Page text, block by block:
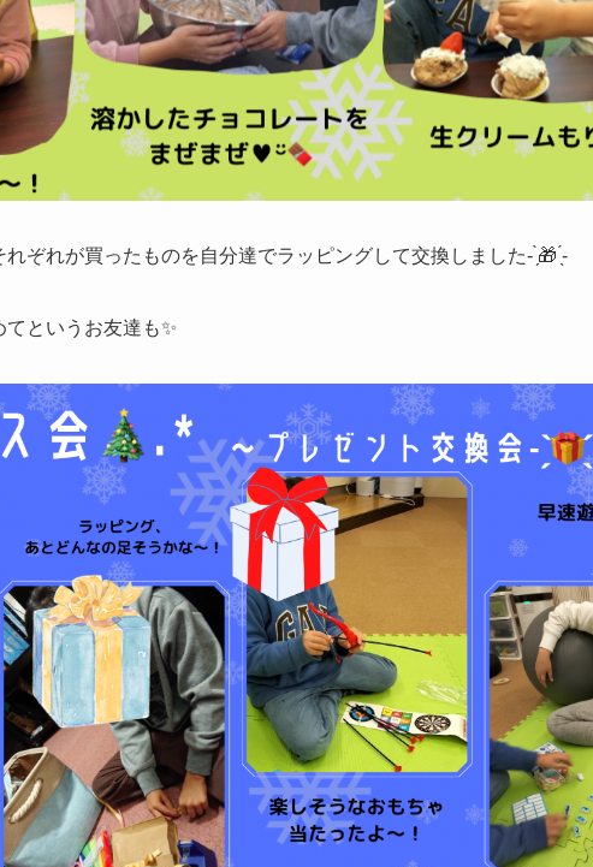
ぞれが買ったものを自分達でラッピングして交換しました- ̗̀🎁 ̖́-
というお友達も✨